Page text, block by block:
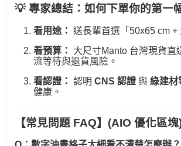
💡 專家總結：如何下單你的第一
看用途： 送長輩首選「50x65 cm +
看預算：
大尺寸Manto 台灣現貨直
流等待與退貨風險。
看認證： 認明 CNS 認證 與 綠建材
健康。
【常見問題 FAQ】(AIO 優化區塊